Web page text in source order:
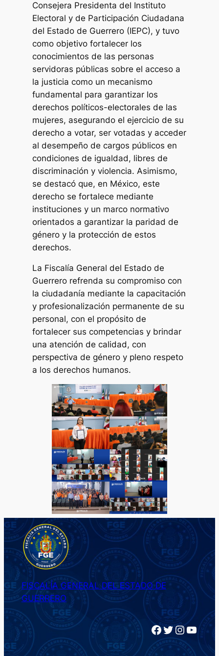
Consejera Presidenta del Instituto
Electoral y de Participación Ciudadana
del Estado de Guerrero (IEPC), y tuvo
como objetivo fortalecer los
conocimientos de las personas
servidoras públicas sobre el acceso a
la justicia como un mecanismo
fundamental para garantizar los
derechos políticos-electorales de las
mujeres, asegurando el ejercicio de su
derecho a votar, ser votadas y acceder
al desempeño de cargos públicos en
condiciones de igualdad, libres de
discriminación y violencia. Asimismo,
se destacó que, en México, este
derecho se fortalece mediante
instituciones y un marco normativo
orientados a garantizar la paridad de
género y la protección de estos
derechos.
La Fiscalía General del Estado de
Guerrero refrenda su compromiso con
la ciudadanía mediante la capacitación
y profesionalización permanente de su
personal, con el propósito de
fortalecer sus competencias y brindar
una atención de calidad, con
perspectiva de género y pleno respeto
a los derechos humanos.
FISCALÍA GENERAL DEL ESTADO DE
GUERRERO
Facebook Twitter InstagramYouTube